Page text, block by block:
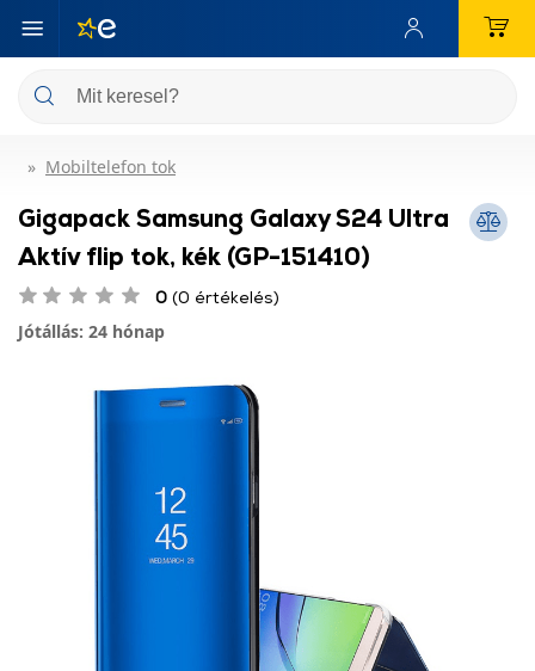
Mobiltelefon tok
Gigapack Samsung Galaxy S24 Ultra
Aktív flip tok, kék (GP-151410)
0 (0 értékelés)
Jótállás: 24 hónap